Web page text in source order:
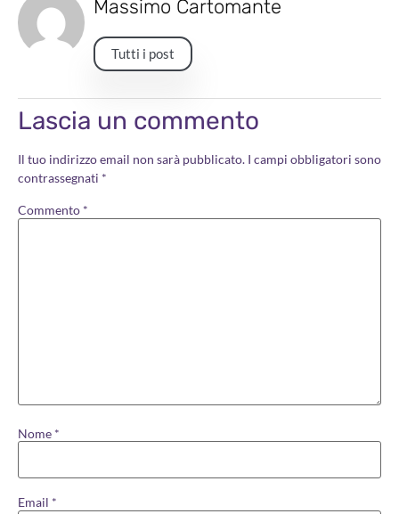
Massimo Cartomante
Tutti i post
Lascia un commento
Il tuo indirizzo email non sarà pubblicato. I campi obbligatori sono
contrassegnati *
Commento *
Nome *
Email *